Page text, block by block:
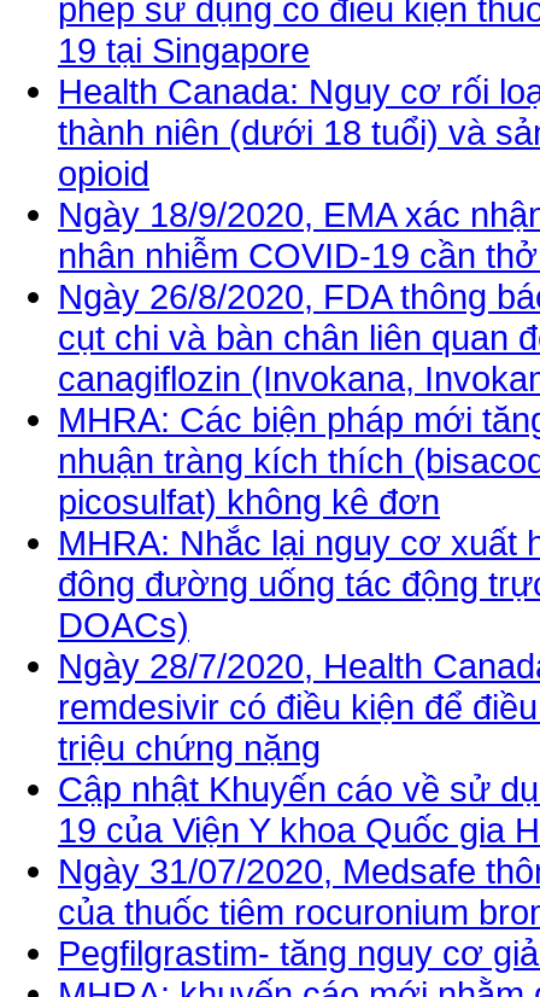
phép sử dụng có điều kiện
19 tại Singapore
Health Canada: Nguy cơ rối
thành niên (dưới 18 tuổi) và
opioid
Ngày 18/9/2020, EMA xác
nhân nhiễm COVID-19 cần
Ngày 26/8/2020, FDA thông
cụt chi và bàn chân liên quan
canagiflozin (Invokana,
MHRA: Các biện pháp mới
nhuận tràng kích thích
picosulfat) không kê đơn
MHRA: Nhắc lại nguy cơ xuất
đông đường uống tác động
DOACs)
Ngày 28/7/2020, Health
remdesivir có điều kiện để
triệu chứng nặng
Cập nhật Khuyến cáo về sử
19 của Viện Y khoa Quốc gia
Ngày 31/07/2020, Medsafe
của thuốc tiêm rocuronium
Pegfilgrastim- tăng nguy cơ